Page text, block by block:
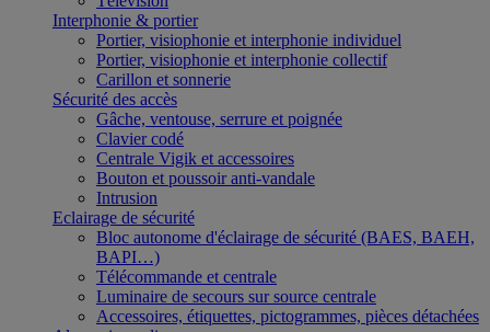
Interphonie & portier
Portier, visiophonie et interphonie individuel
Portier, visiophonie et interphonie collectif
Carillon et sonnerie
Sécurité des accès
Gâche, ventouse, serrure et poignée
Clavier codé
Centrale Vigik et accessoires
Bouton et poussoir anti-vandale
Intrusion
Eclairage de sécurité
Bloc autonome d'éclairage de sécurité (BAES, BAEH,
BAPI…)
Télécommande et centrale
Luminaire de secours sur source centrale
Accessoires, étiquettes, pictogrammes, pièces détachées